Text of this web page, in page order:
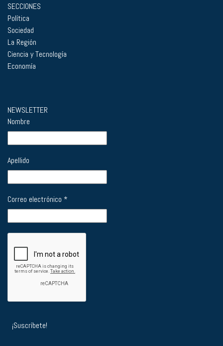
SECCIONES
Política
Sociedad
La Región
Ciencia y Tecnología
Economía
NEWSLETTER
Nombre
Apellido
Correo electrónico *